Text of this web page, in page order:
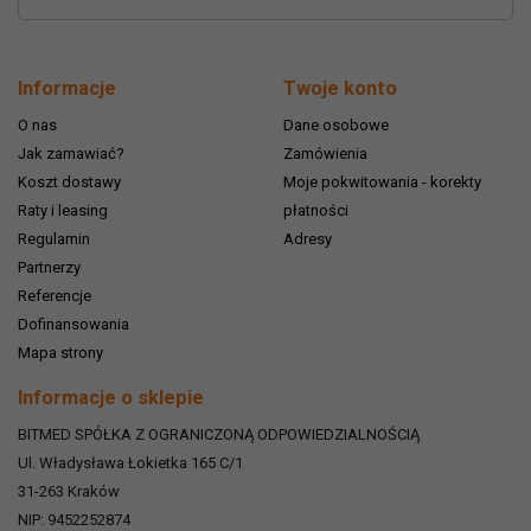
Informacje
O nas
Jak zamawiać?
Koszt dostawy
Raty i leasing
Regulamin
Partnerzy
Referencje
Dofinansowania
Mapa strony
Twoje konto
Dane osobowe
Zamówienia
Moje pokwitowania - korekty
płatności
Adresy
Informacje o sklepie
BITMED SPÓŁKA Z OGRANICZONĄ ODPOWIEDZIALNOŚCIĄ
Ul. Władysława Łokietka 165 C/1
31-263 Kraków
NIP: 9452252874